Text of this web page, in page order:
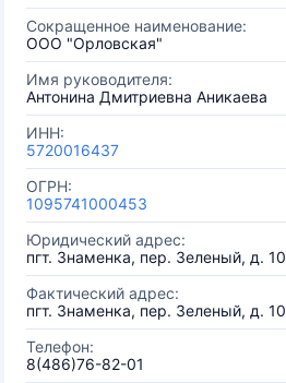
Сокращенное наименование:
ООО "Орловская"
Имя руководителя:
Антонина Дмитриевна Аникаева
ИНН:
5720016437
ОГРН:
1095741000453
Юридический адрес:
пгт. Знаменка, пер. Зеленый, д. 10
Фактический адрес:
пгт. Знаменка, пер. Зеленый, д. 10
Телефон:
8(486)76-82-01